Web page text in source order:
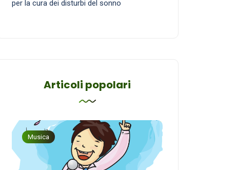
per la cura dei disturbi del sonno
Articoli popolari
Musica